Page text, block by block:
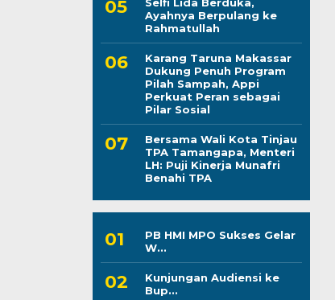
Ayahnya Berpulang ke
Rahmatullah
Karang Taruna Makassar
Dukung Penuh Program
Pilah Sampah, Appi
Perkuat Peran sebagai
Pilar Sosial
Bersama Wali Kota Tinjau
TPA Tamangapa, Menteri
LH: Puji Kinerja Munafri
Benahi TPA
PB HMI MPO Sukses Gelar
W...
Kunjungan Audiensi ke
Bup...